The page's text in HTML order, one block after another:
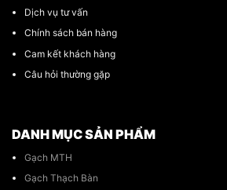
Dịch vụ tư vấn
Chính sách bán hàng
Cam kết khách hàng
Câu hỏi thường gặp
DANH MỤC SẢN PHẨM
Gạch MTH
Gạch Thạch Bàn